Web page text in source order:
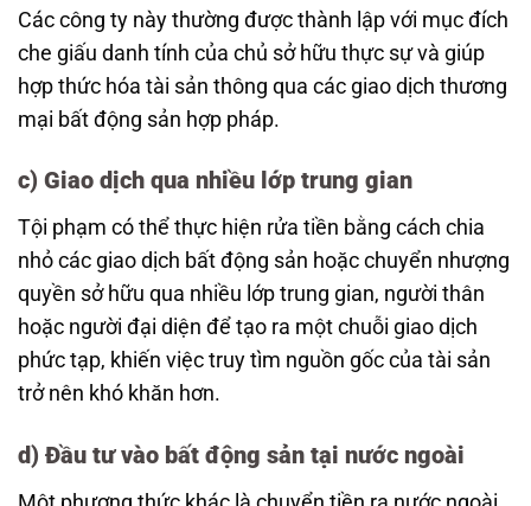
Các công ty này thường được thành lập với mục đích
che giấu danh tính của chủ sở hữu thực sự và giúp
hợp thức hóa tài sản thông qua các giao dịch thương
mại bất động sản hợp pháp.
c) Giao dịch qua nhiều lớp trung gian
Tội phạm có thể thực hiện rửa tiền bằng cách chia
nhỏ các giao dịch bất động sản hoặc chuyển nhượng
quyền sở hữu qua nhiều lớp trung gian, người thân
hoặc người đại diện để tạo ra một chuỗi giao dịch
phức tạp, khiến việc truy tìm nguồn gốc của tài sản
trở nên khó khăn hơn.
d) Đầu tư vào bất động sản tại nước ngoài